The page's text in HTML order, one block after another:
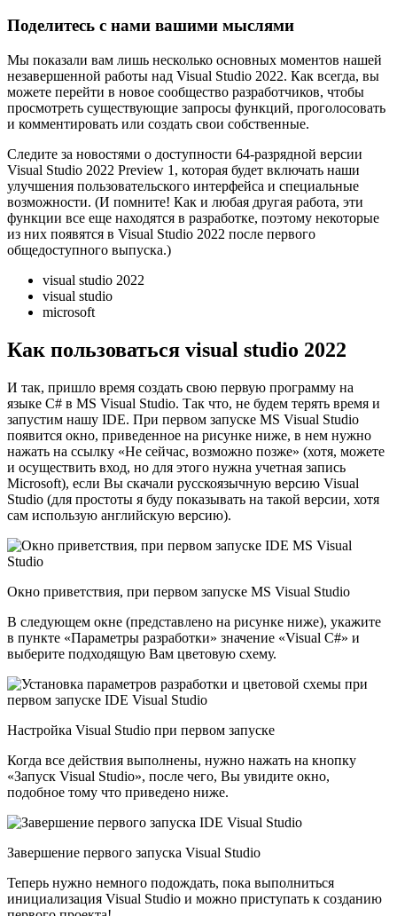
Поделитесь с нами вашими мыслями
Мы показали вам лишь несколько основных моментов нашей
незавершенной работы над Visual Studio 2022. Как всегда, вы
можете перейти в новое сообщество разработчиков, чтобы
просмотреть существующие запросы функций, проголосовать
и комментировать или создать свои собственные.
Следите за новостями о доступности 64-разрядной версии
Visual Studio 2022 Preview 1, которая будет включать наши
улучшения пользовательского интерфейса и специальные
возможности. (И помните! Как и любая другая работа, эти
функции все еще находятся в разработке, поэтому некоторые
из них появятся в Visual Studio 2022 после первого
общедоступного выпуска.)
visual studio 2022
visual studio
microsoft
Как пользоваться visual studio 2022
И так, пришло время создать свою первую программу на
языке C# в MS Visual Studio. Так что, не будем терять время и
запустим нашу IDE. При первом запуске MS Visual Studio
появится окно, приведенное на рисунке ниже, в нем нужно
нажать на ссылку «Не сейчас, возможно позже» (хотя, можете
и осуществить вход, но для этого нужна учетная запись
Microsoft), если Вы скачали русскоязычную версию Visual
Studio (для простоты я буду показывать на такой версии, хотя
сам использую английскую версию).
Окно приветствия, при первом запуске MS Visual Studio
В следующем окне (представлено на рисунке ниже), укажите
в пункте «Параметры разработки» значение «Visual C#» и
выберите подходящую Вам цветовую схему.
Настройка Visual Studio при первом запуске
Когда все действия выполнены, нужно нажать на кнопку
«Запуск Visual Studio», после чего, Вы увидите окно,
подобное тому что приведено ниже.
Завершение первого запуска Visual Studio
Теперь нужно немного подождать, пока выполниться
инициализация Visual Studio и можно приступать к созданию